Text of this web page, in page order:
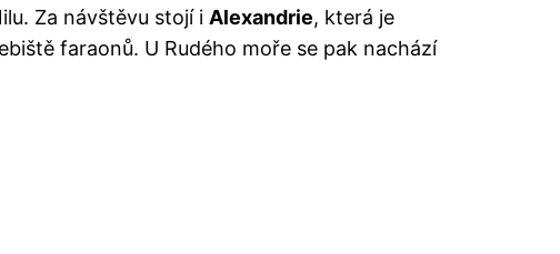
Za návštěvu stojí i Alexandrie, která je
faraonů. U Rudého moře se pak nachází